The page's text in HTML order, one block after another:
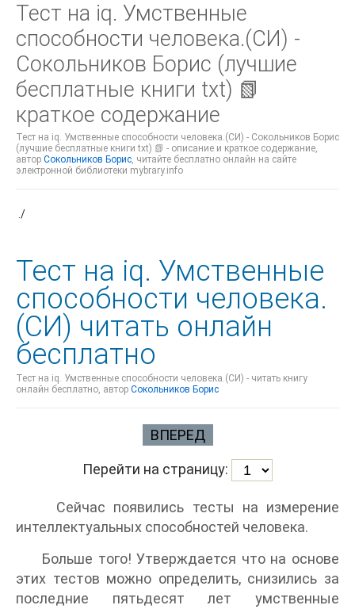
Тест на iq. Умственные
способности человека.(СИ) -
Сокольников Борис (лучшие
бесплатные книги txt) 📗
краткое содержание
Тест на iq. Умственные способности человека.(СИ) - Сокольников Борис
(лучшие бесплатные книги txt) 📗 - описание и краткое содержание,
автор Сокольников Борис, читайте бесплатно онлайн на сайте
электронной библиотеки mybrary.info
./
Тест на iq. Умственные
способности человека.
(СИ) читать онлайн
бесплатно
Тест на iq. Умственные способности человека.(СИ) - читать книгу
онлайн бесплатно, автор Сокольников Борис
ВПЕРЕД
Перейти на страницу:
Сейчас появились тесты на измерение
интеллектуальных способностей человека.
Больше того! Утверждается что на основе
этих тестов можно определить, снизились за
последние пятьдесят лет умственные